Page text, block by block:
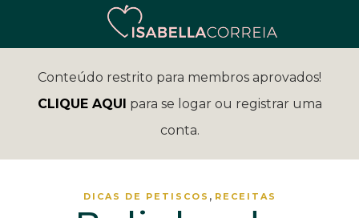
Conteúdo restrito para membros aprovados!
CLIQUE AQUI para se logar ou registrar uma
conta.
DICAS DE PETISCOS , RECEITAS